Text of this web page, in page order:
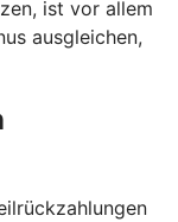
ist vor allem
ausgleichen,